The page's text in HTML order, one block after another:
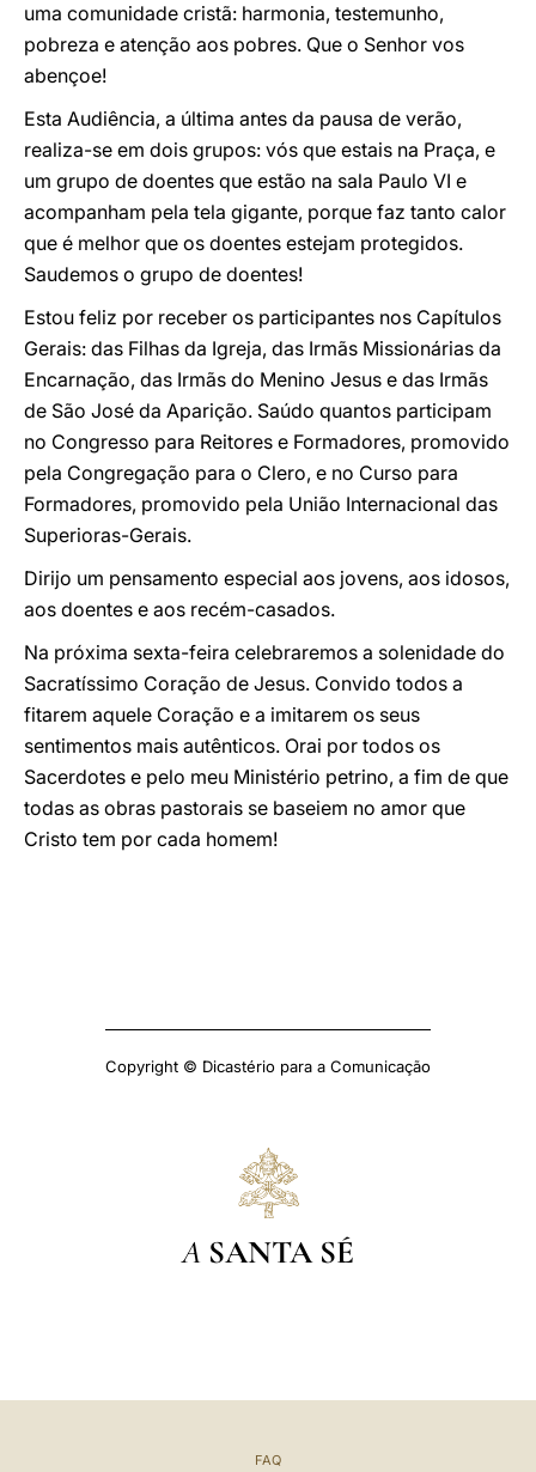
uma comunidade cristã: harmonia, testemunho,
pobreza e atenção aos pobres. Que o Senhor vos
abençoe!
Esta Audiência, a última antes da pausa de verão,
realiza-se em dois grupos: vós que estais na Praça, e
um grupo de doentes que estão na sala Paulo VI e
acompanham pela tela gigante, porque faz tanto calor
que é melhor que os doentes estejam protegidos.
Saudemos o grupo de doentes!
Estou feliz por receber os participantes nos Capítulos
Gerais: das Filhas da Igreja, das Irmãs Missionárias da
Encarnação, das Irmãs do Menino Jesus e das Irmãs
de São José da Aparição. Saúdo quantos participam
no Congresso para Reitores e Formadores, promovido
pela Congregação para o Clero, e no Curso para
Formadores, promovido pela União Internacional das
Superioras-Gerais.
Dirijo um pensamento especial aos jovens, aos idosos,
aos doentes e aos recém-casados.
Na próxima sexta-feira celebraremos a solenidade do
Sacratíssimo Coração de Jesus. Convido todos a
fitarem aquele Coração e a imitarem os seus
sentimentos mais autênticos. Orai por todos os
Sacerdotes e pelo meu Ministério petrino, a fim de que
todas as obras pastorais se baseiem no amor que
Cristo tem por cada homem!
Copyright © Dicastério para a Comunicação
A SANTA SÉ
FAQ